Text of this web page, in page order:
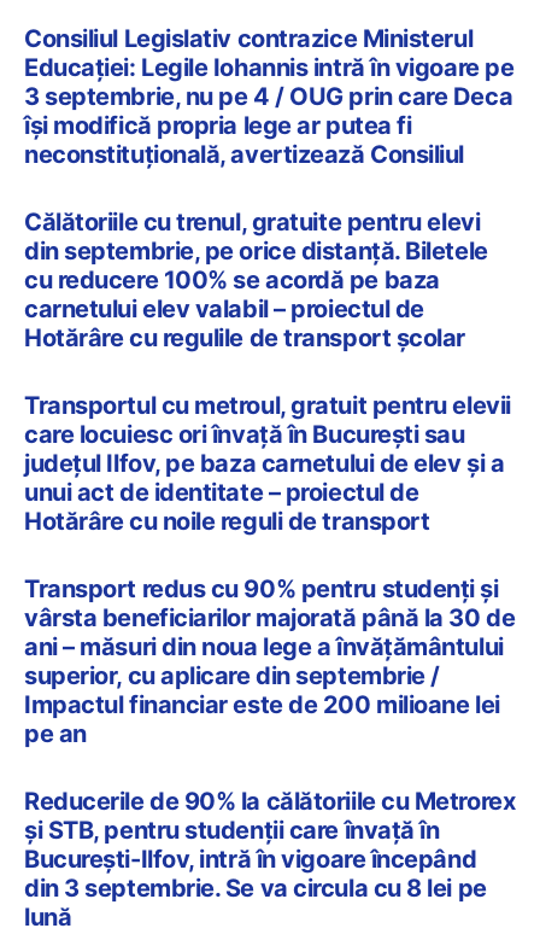
Consiliul Legislativ contrazice Ministerul
Educației: Legile Iohannis intră în vigoare pe
3 septembrie, nu pe 4 / OUG prin care Deca
își modifică propria lege ar putea fi
neconstituțională, avertizează Consiliul
Călătoriile cu trenul, gratuite pentru elevi
din septembrie, pe orice distanță. Biletele
cu reducere 100% se acordă pe baza
carnetului elev valabil – proiectul de
Hotărâre cu regulile de transport școlar
Transportul cu metroul, gratuit pentru elevii
care locuiesc ori învață în București sau
județul Ilfov, pe baza carnetului de elev și a
unui act de identitate – proiectul de
Hotărâre cu noile reguli de transport
Transport redus cu 90% pentru studenți și
vârsta beneficiarilor majorată până la 30 de
ani – măsuri din noua lege a învățământului
superior, cu aplicare din septembrie /
Impactul financiar este de 200 milioane lei
pe an
Reducerile de 90% la călătoriile cu Metrorex
și STB, pentru studenții care învață în
București-Ilfov, intră în vigoare începând
din 3 septembrie. Se va circula cu 8 lei pe
lună